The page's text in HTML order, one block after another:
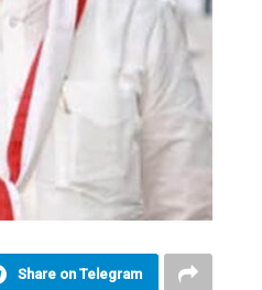
Share on Telegram